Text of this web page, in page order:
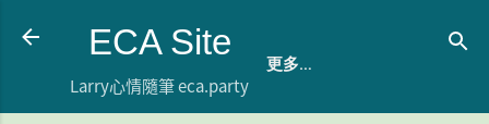
跳到主要內容
ECA Site
Larry心情隨筆 eca.party
更多…